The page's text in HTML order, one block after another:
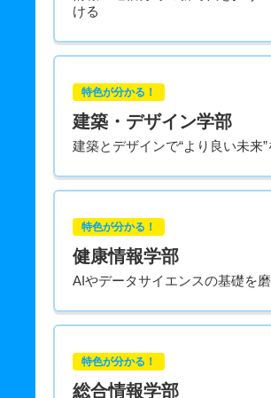
ける
特色が分かる！
建築・デザイン学部
建築とデザインで“より良い未来
特色が分かる！
健康情報学部
AIやデータサイエンスの基礎を磨
特色が分かる！
総合情報学部